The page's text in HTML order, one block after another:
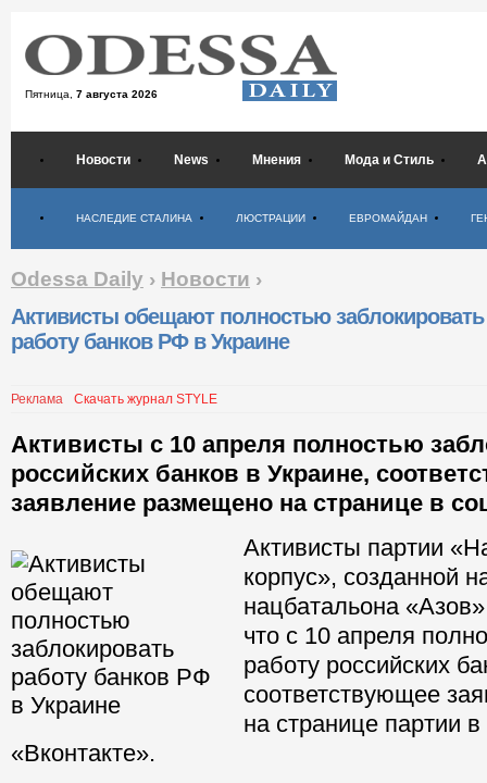
Пятница, 7 августа 2026
Новости News Мнения Мода и Стиль
НАСЛЕДИЕ СТАЛИНА ЛЮСТРАЦИИ ЕВРОМАЙДАН
Odessa Daily › Новости ›
Активисты обещают полностью заблокировать
работу банков РФ в Украине
Реклама Скачать журнал STYLE
Активисты с 10 апреля полностью
российских банков в Украине,
заявление размещено на странице в
Активисты партии
корпус», созданной
нацбатальона
что с 10 апреля
работу российских
соответствующее
на странице партии в
«Вконтакте».